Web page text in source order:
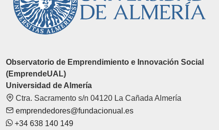
Observatorio de Emprendimiento e Innovación Social
(EmprendeUAL)
Universidad de Almería
Ctra. Sacramento s/n 04120 La Cañada Almería
emprendedores@fundacionual.es
+34 638 140 149